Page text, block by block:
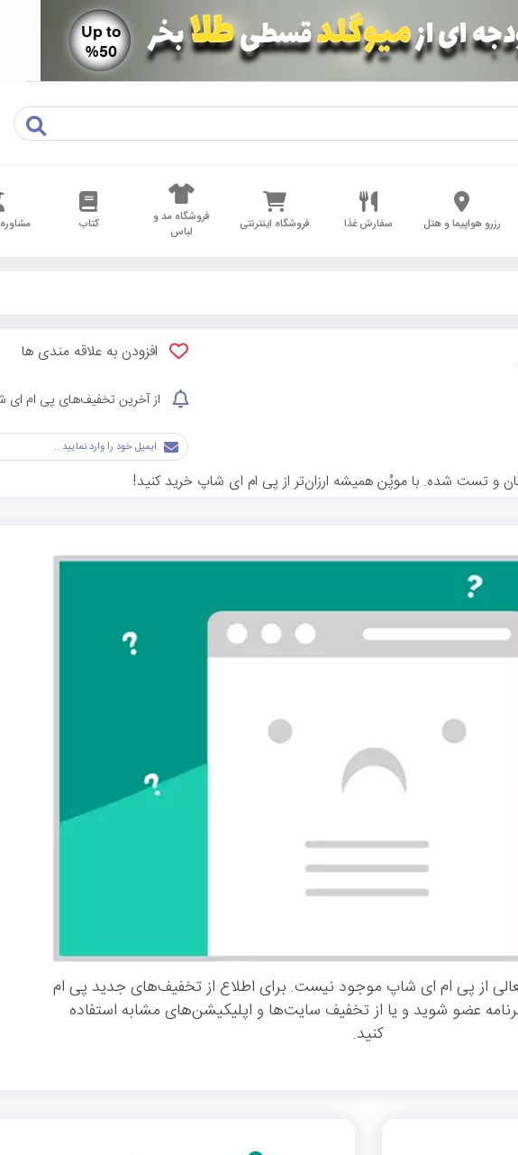
رزرو هواپیما و هتل سفارش غذا فروشگاه اینترنتی
فروشگاه مد و
لباس
کتاب
افزودن به علاقه مندی ها
از آخرین تخفیف‌های پی ام ای
و تست شده. با موپُن همیشه ارزان‌تر از پی ام ای شاپ خرید کنید!
از پی ام ای شاپ موجود نیست. برای اطلاع از تخفیف‌های جدید پی ام
عضو شوید و یا از تخفیف سایت‌ها و اپلیکیشن‌های مشابه استفاده
کنید.